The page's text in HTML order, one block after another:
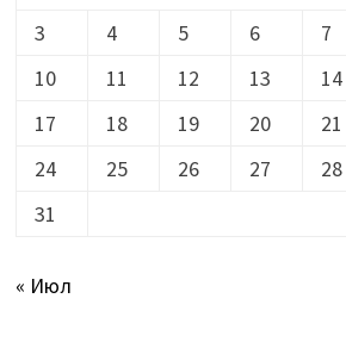
3
4 5 6 7
10
11 12 13 14
17
18 19 20 21
24
25 26 27 28
31
« Июл